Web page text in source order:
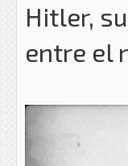
Hitler,
entre el